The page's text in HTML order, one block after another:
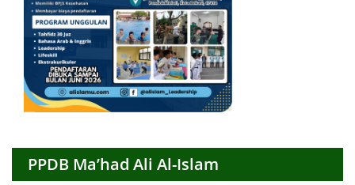
PPDB Ma’had Ali Al-Islam